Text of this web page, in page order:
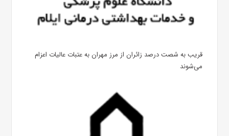
قریب به شصت درصد زائران از مرز مهران به عتبات عالیات اعزام
می‌شوند